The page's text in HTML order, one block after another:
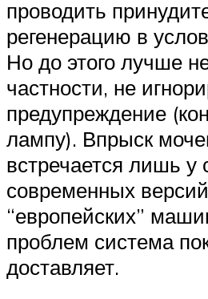
проводить
регенерацию в
Но до этого лучше
частности, не
предупреждение
лампу). Впрыск
встречается лишь у
современных
“европейских”
проблем система
доставляет.